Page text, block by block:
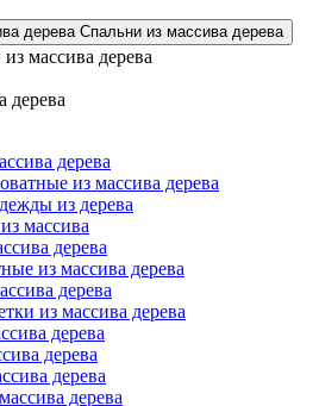
Спальни из массива дерева
дерева
дерева
из массива дерева
из дерева
массива
дерева
из массива дерева
дерева
из массива дерева
дерева
дерева
дерева
дерева